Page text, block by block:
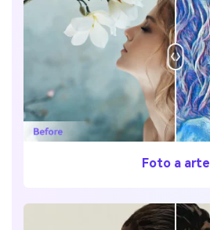
Foto a arte